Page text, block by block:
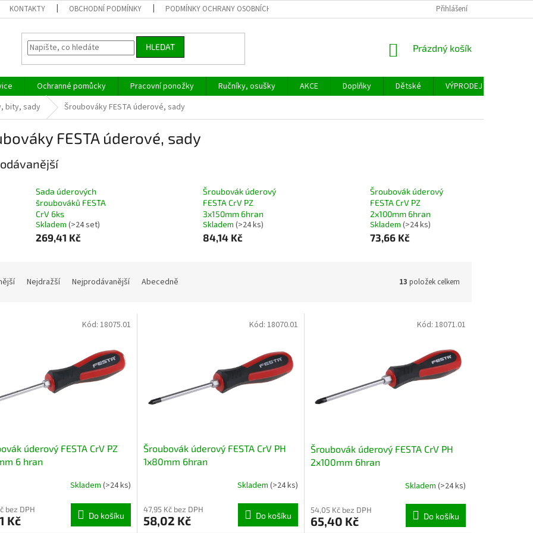
KONTAKTY OBCHODNÍ PODMÍNKY PODMÍNKY OCHRANY OSOBNÍCH ÚDAJŮ Přihlášení
HLEDAT
NÁKUPNÍ
Prázdný košík
Ochranné pomůcky Pracovní ponožky Ručníky, osušky AKCE Doplňky Dětské VÝPRODEJ
bity, sady Šroubováky FESTA úderové, sady
FESTA úderové, sady
Sada úderových
šroubováků FESTA
CrV 6ks
Skladem (>24 set)
269,41 Kč
Šroubovák úderový
FESTA CrV PZ
3x150mm 6hran
Skladem (>24 ks)
84,14 Kč
Šroubovák úderový
FESTA CrV PZ
2x100mm 6hran
Skladem (>24 ks)
73,66 Kč
Nejdražší Nejprodávanější Abecedně 13 položek celkem
úderový FESTA CrV PZ
6 hran
Skladem (>24 ks)
bez DPH
Kč Do košíku
Kód: 18075.01
Šroubovák úderový FESTA CrV PH
1x80mm 6hran
Skladem (>24 ks)
47,95 Kč bez DPH
58,02 Kč Do košíku
Kód: 18070.01
Šroubovák úderový FESTA CrV PH
2x100mm 6hran
Skladem (>24 ks)
54,05 Kč bez DPH
65,40 Kč Do košíku
Kód: 18071.01